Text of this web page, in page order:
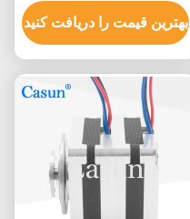
تجهیزات اتوماسیون
بهترین قیمت را دریافت کنید